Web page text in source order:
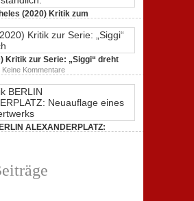
(2020):
Kritik
zum
Dokumentarfilm.
durch
ein
Amerika.
(2020) Kritik zum
unverständlich,
Keine Kommentarezu
Tacheles
(2020)
Kritik
zum
Dokumentarfilm:
unmissverständlich.
Kritik zur Serie: „Siggi“ dreht
Keine Kommentarezu
Freud
(2020)
zur
dreht
durch
ALEXANDERPLATZ: